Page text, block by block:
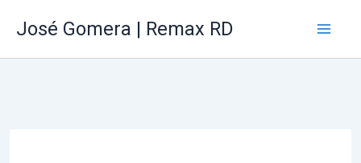
José Gomera | Remax RD